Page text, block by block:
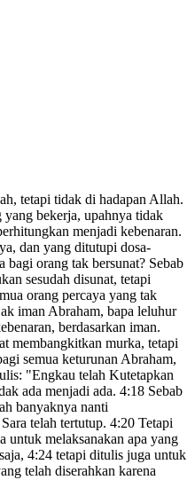
tetapi tidak di hadapan Allah.
yang bekerja, upahnya tidak
menjadi kebenaran.
, dan yang ditutupi dosa-
bagi orang tak bersunat? Sebab
sesudah disunat, tetapi
orang percaya yang tak
iman Abraham, bapa leluhur
berdasarkan iman.
membangkitkan murka, tetapi
semua keturunan Abraham,
"Engkau telah Kutetapkan
ada menjadi ada. 4:18 Sebab
banyaknya nanti
telah tertutup. 4:20 Tetapi
untuk melaksanakan apa yang
4:24 tetapi ditulis juga untuk
telah diserahkan karena